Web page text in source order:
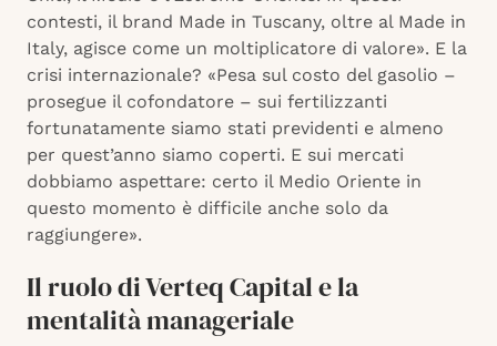
contesti, il brand Made in Tuscany, oltre al Made in
Italy, agisce come un moltiplicatore di valore». E la
crisi internazionale? «Pesa sul costo del gasolio –
prosegue il cofondatore – sui fertilizzanti
fortunatamente siamo stati previdenti e almeno
per quest’anno siamo coperti. E sui mercati
dobbiamo aspettare: certo il Medio Oriente in
questo momento è difficile anche solo da
raggiungere».
Il ruolo di Verteq Capital e la
mentalità manageriale